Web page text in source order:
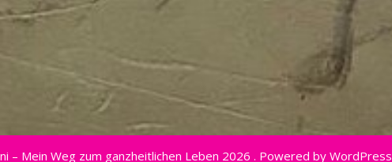
– Mein Weg zum ganzheitlichen Leben 2026 . Powered by WordPress